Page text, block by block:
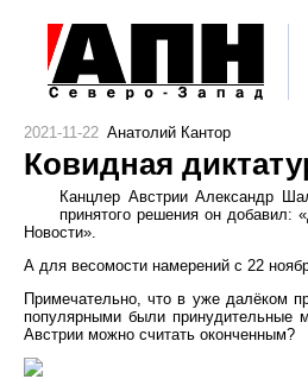
2021-11-22 Анатолий Кантор
Ковидная
Канцлер Австрии Александр
принятого решения он добавил:
Новости».
А для весомости намерений с 22
Примечательно, что в уже далёком
популярными были принудительные
Австрии можно считать оконченным?